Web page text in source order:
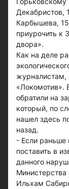
Декабристов,
Карбышева,
приурочить к
двора».
Как на деле
журналистам,
«Локомотив».
обратили на
который, по
нашел здесь
назад.
- Если раньше
поставить в
данного
Ильхам